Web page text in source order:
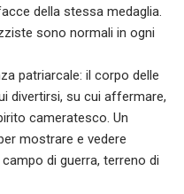
della stessa medaglia.
sono normali in ogni
patriarcale: il corpo delle
divertirsi, su cui affermare,
cameratesco. Un
mostrare e vedere
di guerra, terreno di